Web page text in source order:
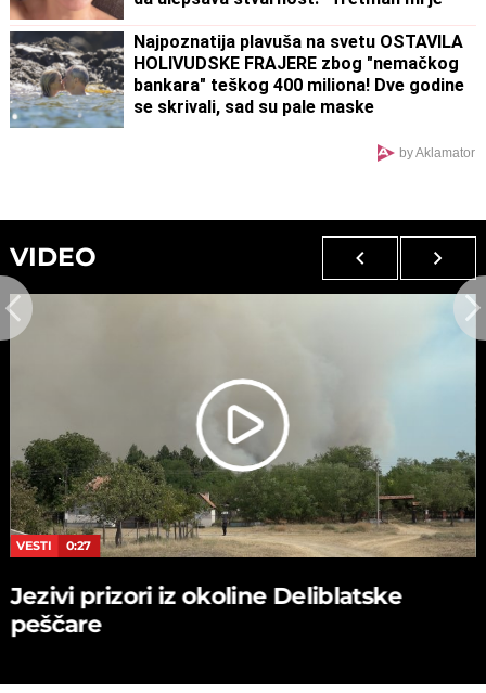
Najpoznatija plavuša na svetu OSTAVILA
HOLIVUDSKE FRAJERE zbog "nemačkog
bankara" teškog 400 miliona! Dve godine
se skrivali, sad su pale maske
by Aklamator
VIDEO
VESTI 0:27
Jezivi prizori iz okoline Deliblatske
peščare